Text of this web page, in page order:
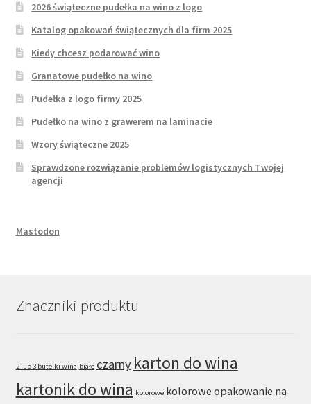
2026 świąteczne pudełka na wino z logo
Katalog opakowań świątecznych dla firm 2025
Kiedy chcesz podarować wino
Granatowe pudełko na wino
Pudełka z logo firmy 2025
Pudełko na wino z grawerem na laminacie
Wzory świąteczne 2025
Sprawdzone rozwiązanie problemów logistycznych Twojej
agencji
Mastodon
Znaczniki produktu
2 lub 3 butelki wina białe czarny karton do wina
kartonik do wina kolorowe kolorowe opakowanie na